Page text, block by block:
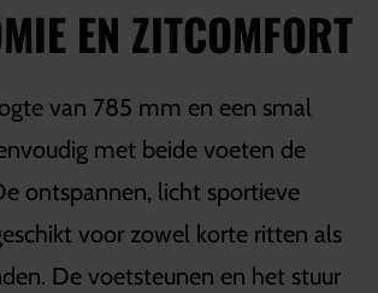
EN ZITCOMFORT
van 785 mm en een smal
met beide voeten de
ontspannen, licht sportieve
voor zowel korte ritten als
De voetsteunen en het stuur